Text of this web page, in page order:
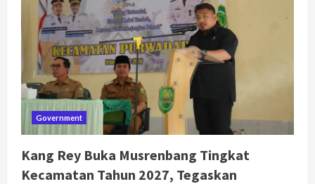
Kecamatan
Sukasari,
Kang
Rey
Targetkan
RSUD
Pantura
Selesai
2028
Government
Kang Rey Buka Musrenbang Tingkat
Kecamatan Tahun 2027, Tegaskan